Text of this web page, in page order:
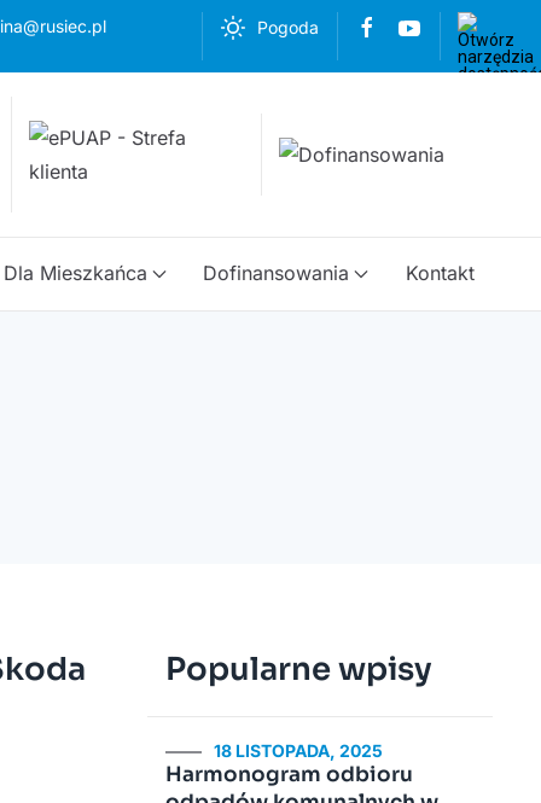
Pogoda
Dla Mieszkańca Dofinansowania Kontakt
Popularne wpisy
18 LISTOPADA, 2025
Harmonogram odbioru